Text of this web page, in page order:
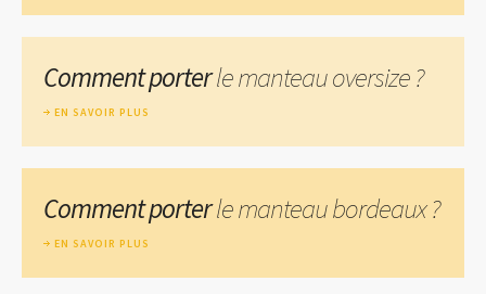
Comment porterle manteau oversize ?
EN SAVOIR PLUS
Comment porterle manteau bordeaux ?
EN SAVOIR PLUS